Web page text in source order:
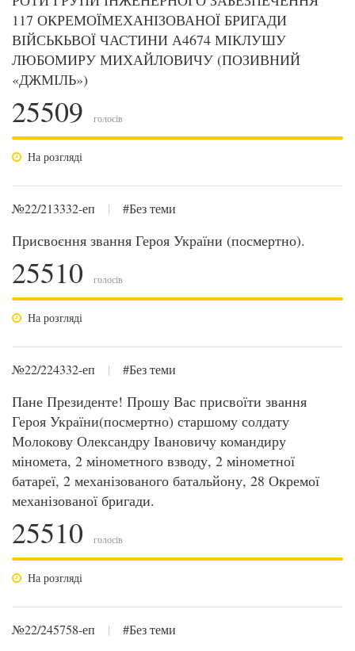
117 ОКРЕМОЇМЕХАНІЗОВАНОЇ БРИГАДИ
ВІЙСЬКЬВОЇ ЧАСТИНИ А4674 МІКЛУШУ
ЛЮБОМИРУ МИХАЙЛОВИЧУ (ПОЗИВНИЙ
«ДЖМІЛЬ»)
25509 голосів
На розгляді
№22/213332-еп | #Без теми
Присвоєння звання Героя України (посмертно).
25510 голосів
На розгляді
№22/224332-еп | #Без теми
Пане Президенте! Прошу Вас присвоїти звання
Героя України(посмертно) старшому солдату
Молокову Олександру Івановичу командиру
міномета, 2 мінометного взводу, 2 мінометної
батареї, 2 механізованого батальйону, 28 Окремої
механізованої бригади.
25510 голосів
На розгляді
№22/245758-еп | #Без теми